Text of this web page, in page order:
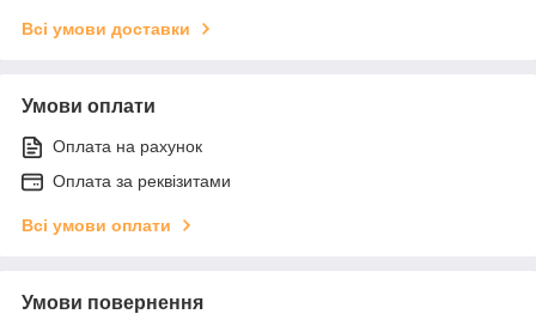
Всі умови доставки
Умови оплати
Оплата на рахунок
Оплата за реквізитами
Всі умови оплати
Умови повернення